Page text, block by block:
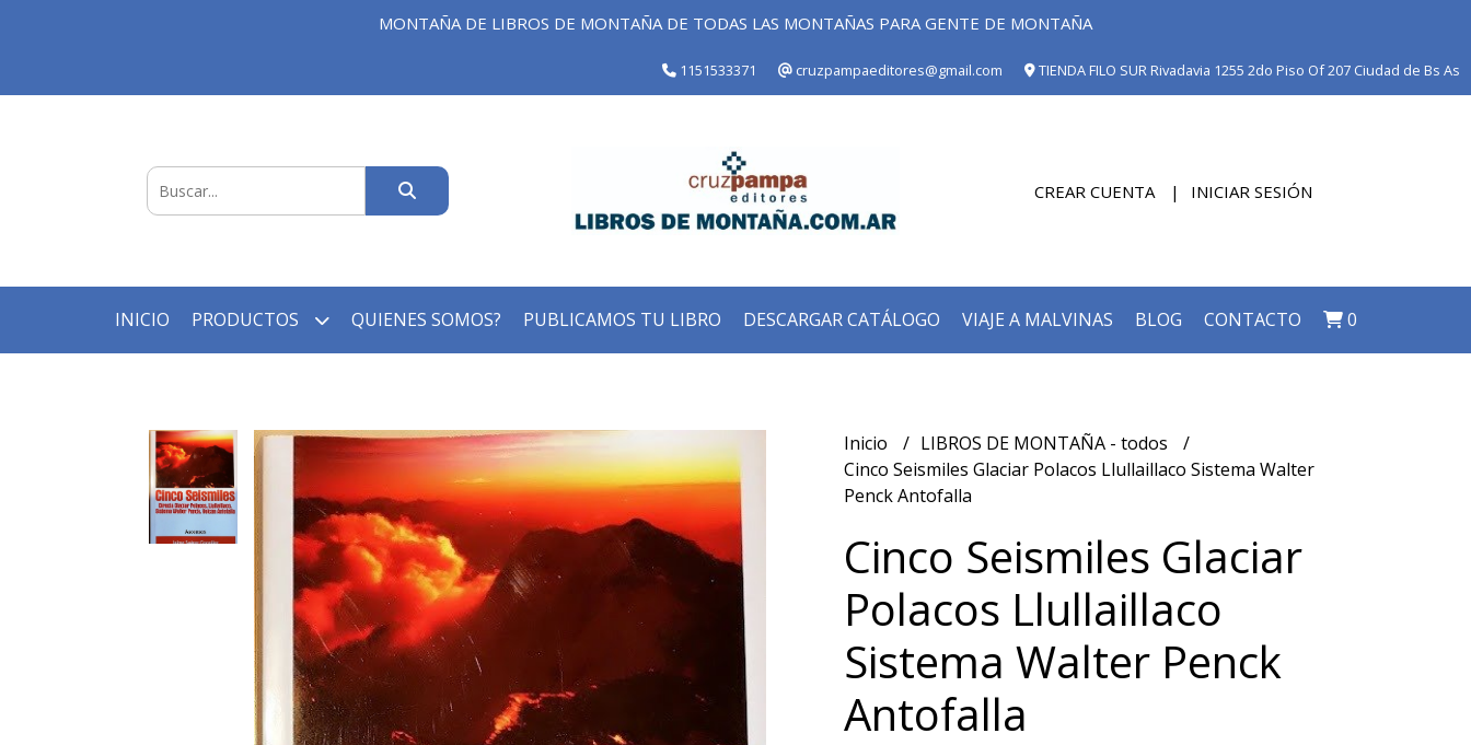
MONTAÑA DE LIBROS DE MONTAÑA DE TODAS LAS MONTAÑAS PARA GENTE DE MONTAÑA
1151533371 cruzpampaeditores@gmail.com TIENDA FILO SUR Rivadavia 1255 2do Piso Of 207 Ciudad de Bs As
CREAR CUENTA INICIAR SESIÓN
INICIO PRODUCTOS QUIENES SOMOS? PUBLICAMOS TU LIBRO DESCARGAR CATÁLOGO VIAJE A MALVINAS BLOG CONTACTO 0
Inicio
LIBROS DE MONTAÑA - todos
Cinco Seismiles Glaciar Polacos Llullaillaco Sistema Walter
Penck Antofalla
Cinco Seismiles Glaciar
Polacos Llullaillaco
Sistema Walter Penck
Antofalla